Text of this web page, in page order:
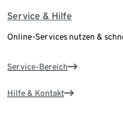
Service & Hilfe
Online-Services nutzen &
Service-Bereich
Hilfe & Kontakt